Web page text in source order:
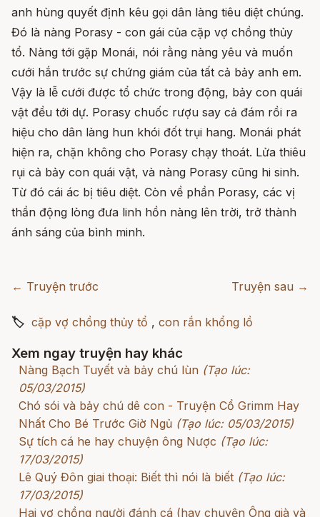
anh hùng quyết định kêu gọi dân làng tiêu diệt chúng.
Đó là nàng Porasy - con gái của cặp vợ chồng thủy
tổ. Nàng tới gặp Monái, nói rằng nàng yêu và muốn
cưới hắn trước sự chứng giám của tất cả bảy anh em.
Vậy là lễ cưới được tổ chức trong động, bảy con quái
vật đều tới dự. Porasy chuốc rượu say cả đám rồi ra
hiệu cho dân làng hun khói đốt trụi hang. Monái phát
hiện ra, chặn không cho Porasy chạy thoát. Lửa thiêu
rụi cả bảy con quái vật, và nàng Porasy cũng hi sinh.
Từ đó cái ác bị tiêu diệt. Còn về phần Porasy, các vị
thần động lòng đưa linh hồn nàng lên trời, trở thành
ánh sáng của bình minh.
← Truyện trước Truyện sau →
🏷 cặp vợ chồng thủy tổ , con rắn khổng lồ
Xem ngay truyện hay khác
Nàng Bạch Tuyết và bảy chú lùn (Tạo lúc:
05/03/2015)
Chó sói và bảy chú dê con - Truyện Cổ Grimm Hay
Nhất Cho Bé Trước Giờ Ngủ (Tạo lúc: 05/03/2015)
Sự tích cá he hay chuyện ông Nược (Tạo lúc:
17/03/2015)
Lê Quý Đôn giai thoại: Biết thì nói là biết (Tạo lúc:
17/03/2015)
Hai vợ chồng người đánh cá (hay chuyện Ông già và